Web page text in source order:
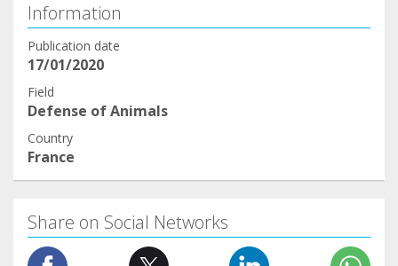
Information
Publication date
17/01/2020
Field
Defense of Animals
Country
France
Share on Social Networks